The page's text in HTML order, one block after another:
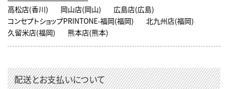
高松店(香川)
岡山店(岡山)
広島店(広島)
コンセプトショップPRINTONE-福岡(福岡)
北九州店(福岡)
久留米店(福岡)
熊本店(熊本)
配送とお支払いについて